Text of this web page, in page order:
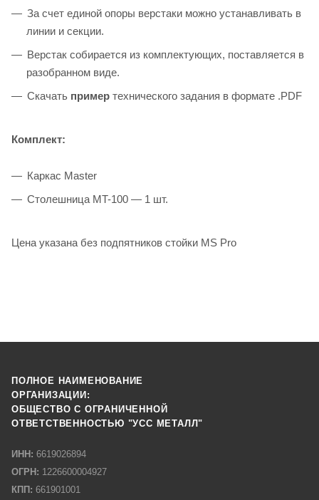
За счет единой опоры верстаки можно устанавливать в
линии и секции.
Верстак собирается из комплектующих, поставляется в
разобранном виде.
Скачать пример технического задания в формате .PDF
Комплект:
Каркас Master
Столешница МT-100 — 1 шт.
Цена указана без подпятников стойки MS Pro
ПОЛНОЕ НАИМЕНОВАНИЕ
ОРГАНИЗАЦИИ:
ОБЩЕСТВО С ОГРАНИЧЕННОЙ
ОТВЕТСТВЕННОСТЬЮ "УСС МЕТАЛЛ"
ИНН: 6619026894
ОГРН: 1226600004927
КПП: 661901001